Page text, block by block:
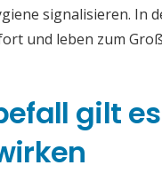
signalisieren. In
und leben zum
gilt